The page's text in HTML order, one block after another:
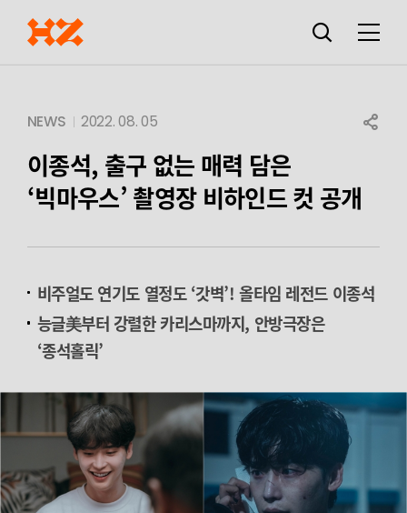
검색창
열기
메뉴
NEWS 2022. 08. 05 SHARE
이종석, 출구 없는 매력 담은
‘빅마우스’ 촬영장 비하인드 컷 공개
비주얼도 연기도 열정도 ‘갓벽’! 올타임 레전드 이종석
능글美부터 강렬한 카리스마까지, 안방극장은
‘종석홀릭’